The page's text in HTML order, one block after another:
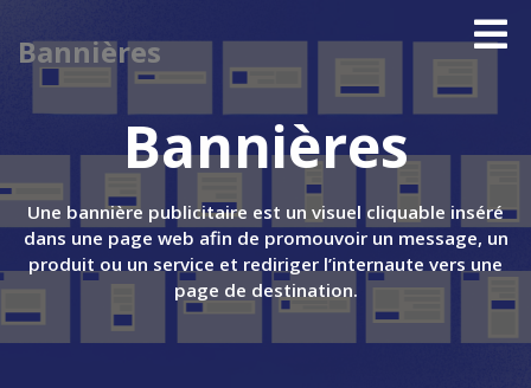
Bannières
Bannières
Une bannière publicitaire est un visuel cliquable inséré
dans une page web afin de promouvoir un message, un
produit ou un service et rediriger l’internaute vers une
page de destination.